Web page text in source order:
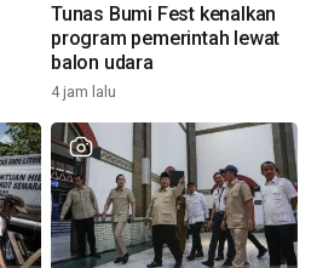
Tunas Bumi Fest kenalkan
program pemerintah lewat
balon udara
4 jam lalu